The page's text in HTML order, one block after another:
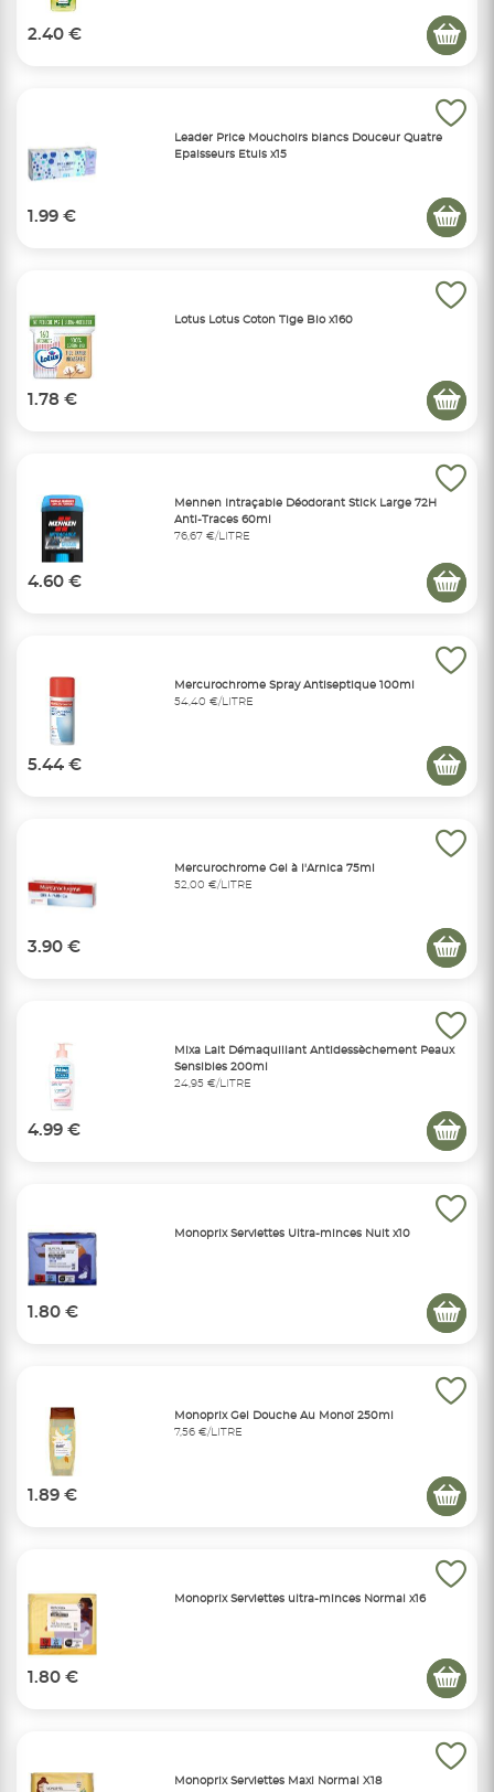
2.40 €
Leader Price Mouchoirs blancs Douceur Quatre
Epaisseurs Etuis x15
1.99 €
Lotus Lotus Coton Tige Bio x160
1.78 €
Mennen Intraçable Déodorant Stick Large 72H
Anti-Traces 60ml
76,67 €/LITRE
4.60 €
Mercurochrome Spray Antiseptique 100ml
54,40 €/LITRE
5.44 €
Mercurochrome Gel à l'Arnica 75ml
52,00 €/LITRE
3.90 €
Mixa Lait Démaquillant Antidessèchement Peaux
Sensibles 200ml
24,95 €/LITRE
4.99 €
Monoprix Serviettes Ultra-minces Nuit x10
1.80 €
Monoprix Gel Douche Au Monoï 250ml
7,56 €/LITRE
1.89 €
Monoprix Serviettes ultra-minces Normal x16
1.80 €
Monoprix Serviettes Maxi Normal X18